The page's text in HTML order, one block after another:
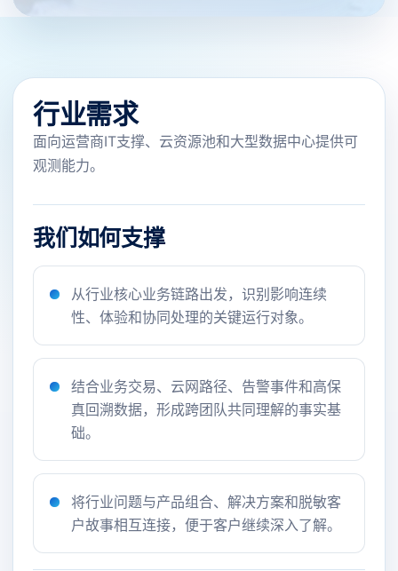
行业需求
面向运营商IT支撑、云资源池和大型数据中心提供可
观测能力。
我们如何支撑
从行业核心业务链路出发，识别影响连续
性、体验和协同处理的关键运行对象。
结合业务交易、云网路径、告警事件和高保
真回溯数据，形成跨团队共同理解的事实基
础。
将行业问题与产品组合、解决方案和脱敏客
户故事相互连接，便于客户继续深入了解。